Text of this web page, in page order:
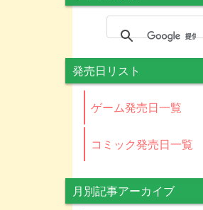
発売日リスト
ゲーム発売日一覧
コミック発売日一覧
月別記事アーカイブ